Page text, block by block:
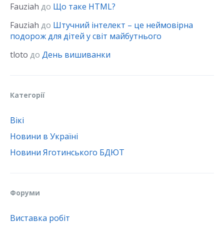
Fauziah до Що таке HTML?
Fauziah до Штучний інтелект – це неймовірна
подорож для дітей у світ майбутнього
tloto до День вишиванки
Категорії
Вікі
Новини в Україні
Новини Яготинського БДЮТ
Форуми
Виставка робіт